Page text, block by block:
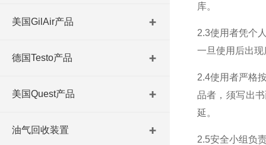
美国GilAir产品
德国Testo产品
美国Quest产品
油气回收装置
库。
2.3使用者凭个
一旦使用后出
2.4使用者严格
品者，须写出
延。
2.5安全小组负